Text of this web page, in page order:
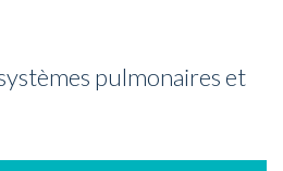
pulmonaires et